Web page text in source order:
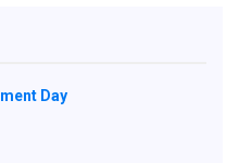
Day